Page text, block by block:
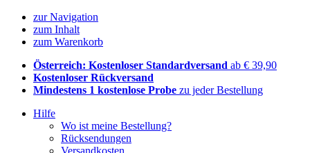
zur Navigation
zum Inhalt
zum Warenkorb
Österreich: Kostenloser Standardversand ab € 39,90
Kostenloser Rückversand
Mindestens 1 kostenlose Probe zu jeder Bestellung
Hilfe
Wo ist meine Bestellung?
Rücksendungen
Versandkosten